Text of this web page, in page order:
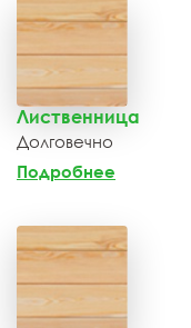
Лиственница
Долговечно
Подробнее